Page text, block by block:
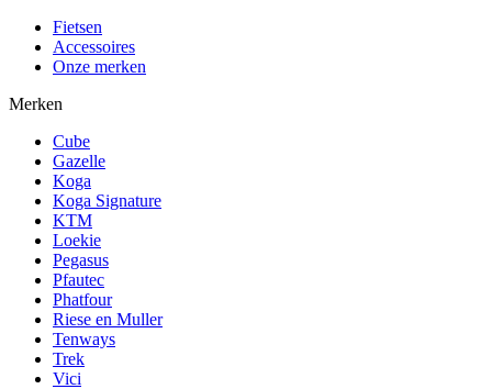
Fietsen
Accessoires
Onze merken
Merken
Cube
Gazelle
Koga
Koga Signature
KTM
Loekie
Pegasus
Pfautec
Phatfour
Riese en Muller
Tenways
Trek
Vici